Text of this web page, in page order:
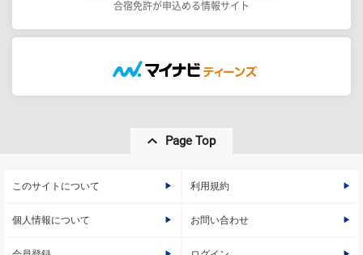
合宿免許が申込める情報サイト
Page Top
このサイトについて 利用規約
個人情報について お問い合わせ